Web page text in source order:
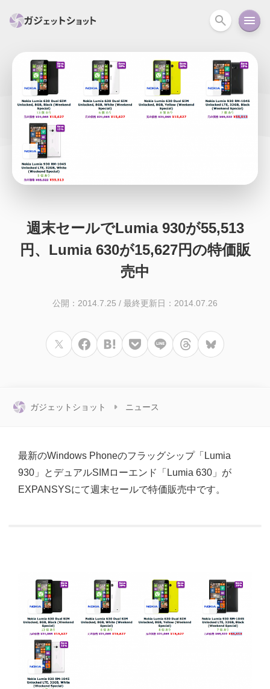
すべて ウェアラ
セール情報
回線 iPhone
ガイド ニュース
週末セールでLumia 930が55,513
円、Lumia 630が15,627円の特価販
売中
公開：2014.7.25 / 最終更新日：2014.07.26
ガジェットショット ニュース
最新のWindows Phoneのフラッグシップ「Lumia
930」とデュアルSIMローエンド「Lumia 630」が
EXPANSYSにて週末セールで特価販売中です。